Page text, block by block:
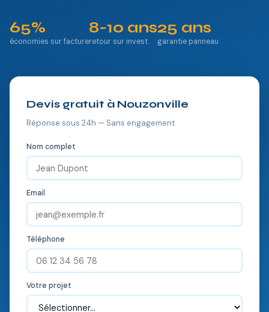
65%
économies sur facture
8-10 ans
retour sur invest.
25 ans
garantie panneau
Devis gratuit à Nouzonville
Réponse sous 24h — Sans engagement
Nom complet
Email
Téléphone
Votre projet